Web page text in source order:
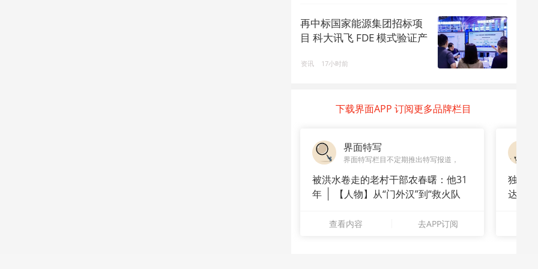
再中标国家能源集团招标项
目 科大讯飞 FDE 模式验证产
资讯 17小时前
下载界面APP 订阅更多品牌栏目
界面特写
界面特写栏目不定期推出特写报道，
被洪水卷走的老村干部农春曙：他31
年
【人物】从“门外汉”到“救火队
查看内容 去APP订阅
独家
达A